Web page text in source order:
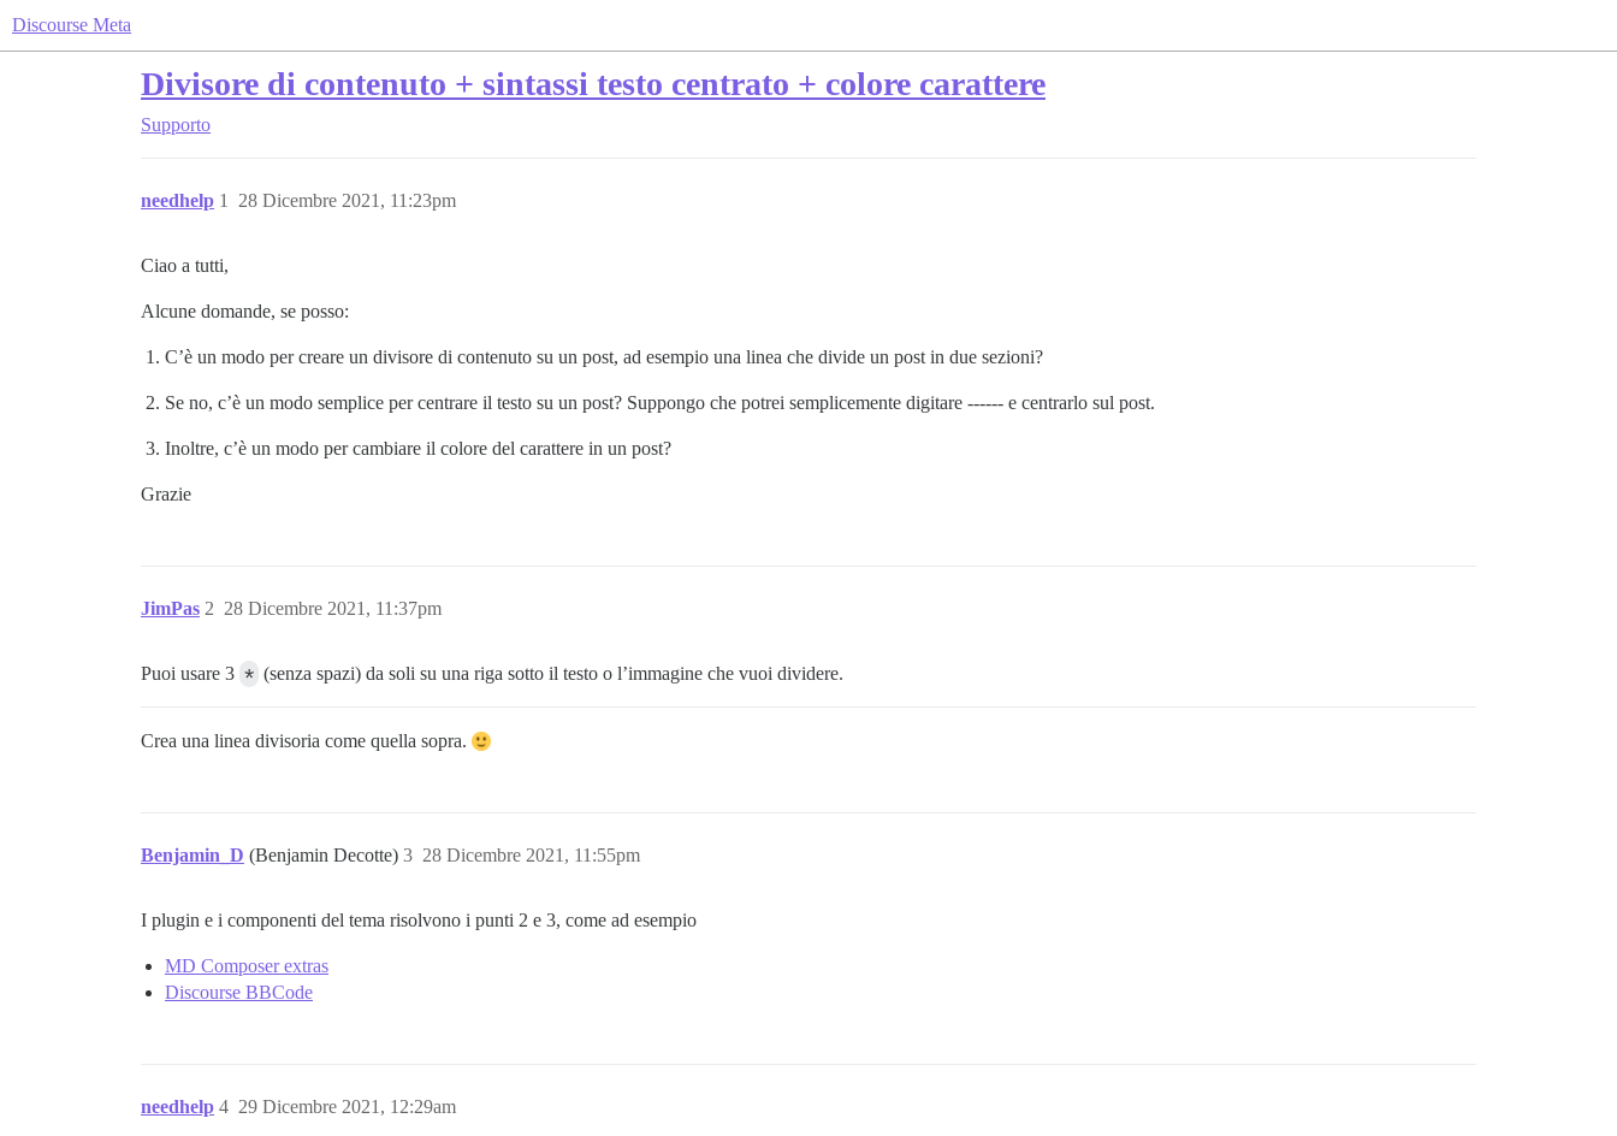
Discourse Meta
Divisore di contenuto + sintassi testo centrato + colore carattere
Supporto
needhelp 28 Dicembre 2021, 11:23pm
1
Ciao a tutti,
Alcune domande, se posso:
C’è un modo per creare un divisore di contenuto su un post, ad esempio una linea che divide un post in due sezioni?
Se no, c’è un modo semplice per centrare il testo su un post? Suppongo che potrei semplicemente digitare ------ e centrarlo sul post.
Inoltre, c’è un modo per cambiare il colore del carattere in un post?
Grazie
JimPas 28 Dicembre 2021, 11:37pm
2
Puoi usare 3 * (senza spazi) da soli su una riga sotto il testo o l’immagine che vuoi dividere.
Crea una linea divisoria come quella sopra.
Benjamin_D (Benjamin Decotte) 28 Dicembre 2021, 11:55pm
3
I plugin e i componenti del tema risolvono i punti 2 e 3, come ad esempio
MD Composer extras
Discourse BBCode
needhelp 29 Dicembre 2021, 12:29am
4